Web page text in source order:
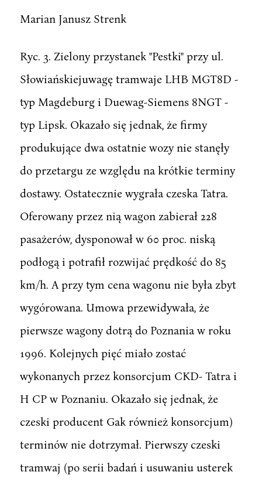
Marian Janusz Strenk
Ryc. 3. Zielony przystanek "Pestki" przy ul.
Słowiańskiejuwagę tramwaje LHB MGT8D -
typ Magdeburg i Duewag-Siemens 8NGT -
typ Lipsk. Okazało się jednak, że firmy
produkujące dwa ostatnie wozy nie stanęły
do przetargu ze względu na krótkie terminy
dostawy. Ostatecznie wygrała czeska Tatra.
Oferowany przez nią wagon zabierał 228
pasażerów, dysponował w 60 proc. niską
podłogą i potrafił rozwijać prędkość do 85
km/h. A przy tym cena wagonu nie była zbyt
wygórowana. Umowa przewidywała, że
pierwsze wagony dotrą do Poznania w roku
1996. Kolejnych pięć miało zostać
wykonanych przez konsorcjum CKD- Tatra i
H CP w Poznaniu. Okazało się jednak, że
czeski producent Gak również konsorcjum)
terminów nie dotrzymał. Pierwszy czeski
tramwaj (po serii badań i usuwaniu usterek